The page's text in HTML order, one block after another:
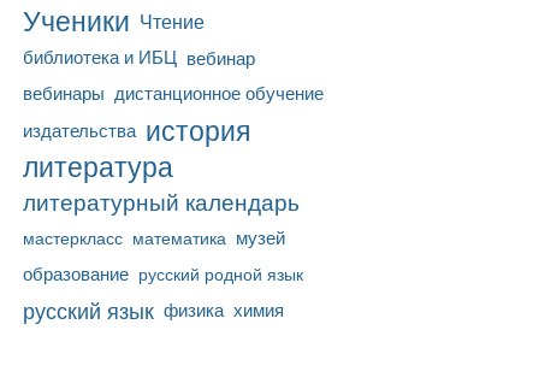
Ученики Чтение
библиотека и ИБЦ вебинар
вебинары дистанционное обучение
издательства история
литература
литературный календарь
мастеркласс математика музей
образование русский родной язык
русский язык физика химия